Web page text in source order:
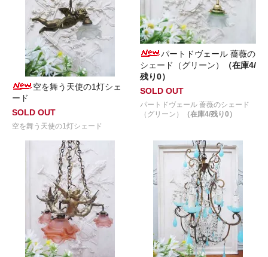
空を舞う天使の1灯シェ
ード
SOLD OUT
空を舞う天使の1灯シェード
パートドヴェール 薔薇の
シェード（グリーン）
（在庫4/
残り0）
SOLD OUT
パートドヴェール 薔薇のシェード
（グリーン）
（在庫4/残り0）